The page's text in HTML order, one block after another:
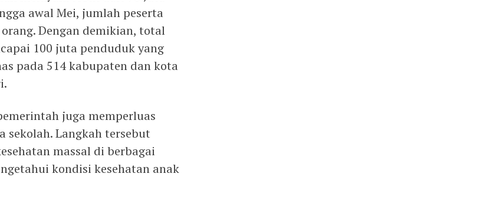
awal Mei, jumlah peserta
Dengan demikian, total
100 juta penduduk yang
pada 514 kabupaten dan kota
juga memperluas
sekolah. Langkah tersebut
massal di berbagai
kondisi kesehatan anak